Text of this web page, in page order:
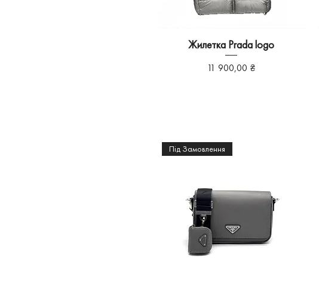
Жилетка Prada logo
Ціна
11 900,00 ₴
Під Замовлення